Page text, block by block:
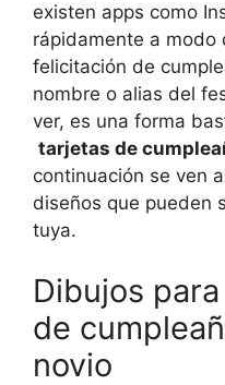
existen apps como
rápidamente a modo
felicitación de
nombre o alias del
ver, es una forma
tarjetas de
continuación se ven
diseños que pueden
tuya.
Dibujos
de
novio